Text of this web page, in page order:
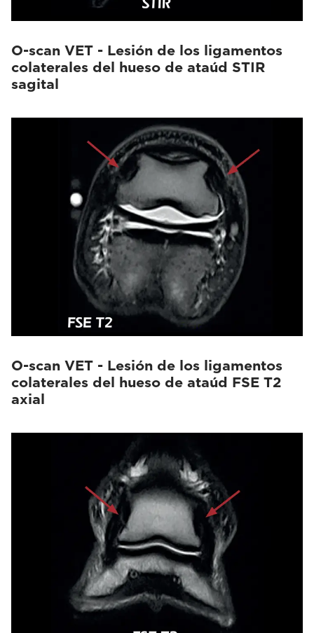
O-scan VET - Lesión de los ligamentos
colaterales del hueso de ataúd STIR
sagital
O-scan VET - Lesión de los ligamentos
colaterales del hueso de ataúd FSE T2
axial